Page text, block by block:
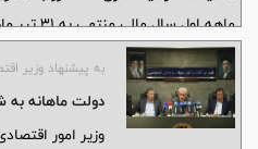
مبتنی بر مدیریت بهره‌‌ور، اصلاح
‌ای از اقدامات راهبردی را در سطح
درآورد.
به پیشنهاد وزیر
دولت ماهانه
وزیر امور